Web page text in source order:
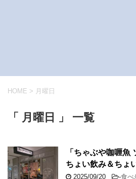
HOME > 月曜日
「 月曜日 」 一覧
「ちゃぶや咖喱魚
ちょい飲み＆ちょ
2025/09/20 -食べ